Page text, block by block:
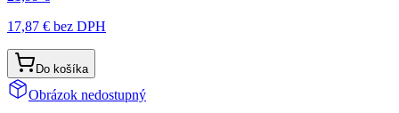
17,87 € bez DPH
Do košíka
Obrázok nedostupný